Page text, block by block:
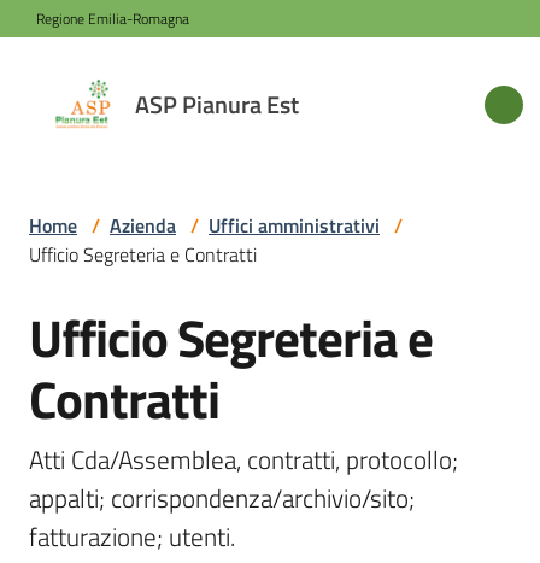
Vai al contenuto
Vai alla navigazione
Vai al footer
Regione Emilia-Romagna
ASP Pianura Est
ASP
Pianura
Azienda
Novità
Servizi
Sede
e
Home / Azienda / Uffici amministrativi /
Ufficio Segreteria e Contratti
Salta al contenuto
Ufficio Segreteria e
Contratti
Atti Cda/Assemblea, contratti, protocollo;
appalti; corrispondenza/archivio/sito;
fatturazione; utenti.